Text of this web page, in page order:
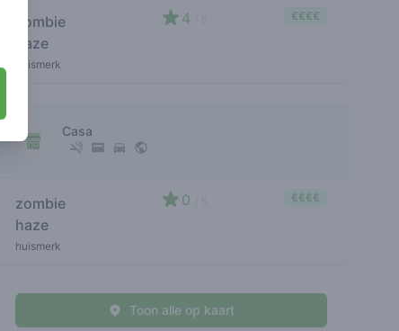
zombie
haze
huismerk
4 €€€€
Casa
zombie
haze
huismerk
0 €€€€
Toon alle op kaart